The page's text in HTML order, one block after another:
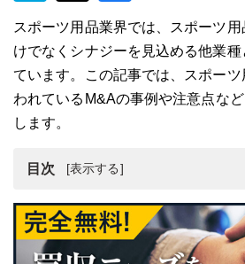
スポーツ用品業界では、スポーツ
けでなくシナジーを見込める他業
ています。この記事では、スポー
われているM&Aの事例や注意点な
します。
目次
スポーツ用品業界の動向
スポーツ用品会社をM&Aで売却・